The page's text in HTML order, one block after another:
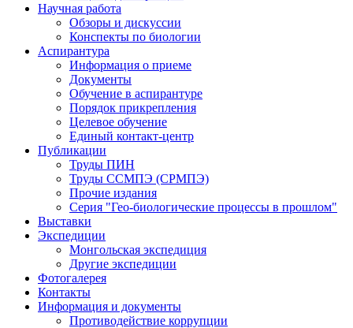
Научная работа
Обзоры и дискуссии
Конспекты по биологии
Аспирантура
Информация о приеме
Документы
Обучение в аспирантуре
Порядок прикрепления
Целевое обучение
Единый контакт-центр
Публикации
Труды ПИН
Труды ССМПЭ (СРМПЭ)
Прочие издания
Серия "Гео-биологические процессы в прошлом"
Выставки
Экспедиции
Монгольская экспедиция
Другие экспедиции
Фотогалерея
Контакты
Информация и документы
Противодействие коррупции